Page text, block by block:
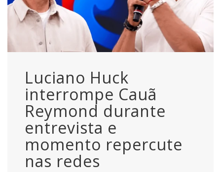
Luciano Huck
interrompe Cauã
Reymond durante
entrevista e
momento repercute
nas redes